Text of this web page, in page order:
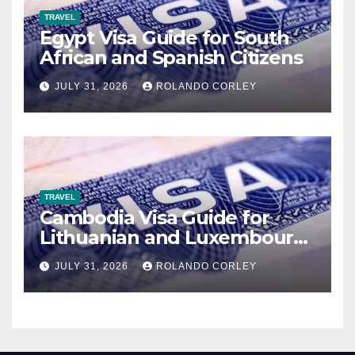
TRAVEL
Egypt Visa Guide for South
African and Spanish Citizens
JULY 31, 2026 ROLANDO CORLEY
TRAVEL
Cambodia Visa Guide for
Lithuanian and Luxembourg
Citizens
JULY 31, 2026 ROLANDO CORLEY